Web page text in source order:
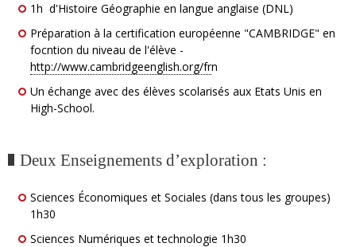
1h d'Histoire Géographie en langue anglaise (DNL)
Préparation à la certification européenne "CAMBRIDGE" en
focntion du niveau de l'élève -
http://www.cambridgeenglish.org/frn
Un échange avec des élèves scolarisés aux Etats Unis en
High-School.
Deux Enseignements d’exploration :
Sciences Économiques et Sociales (dans tous les groupes)
1h30
Sciences Numériques et technologie 1h30